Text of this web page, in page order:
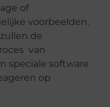
of
voorbeelden.
de
van
speciale software
op